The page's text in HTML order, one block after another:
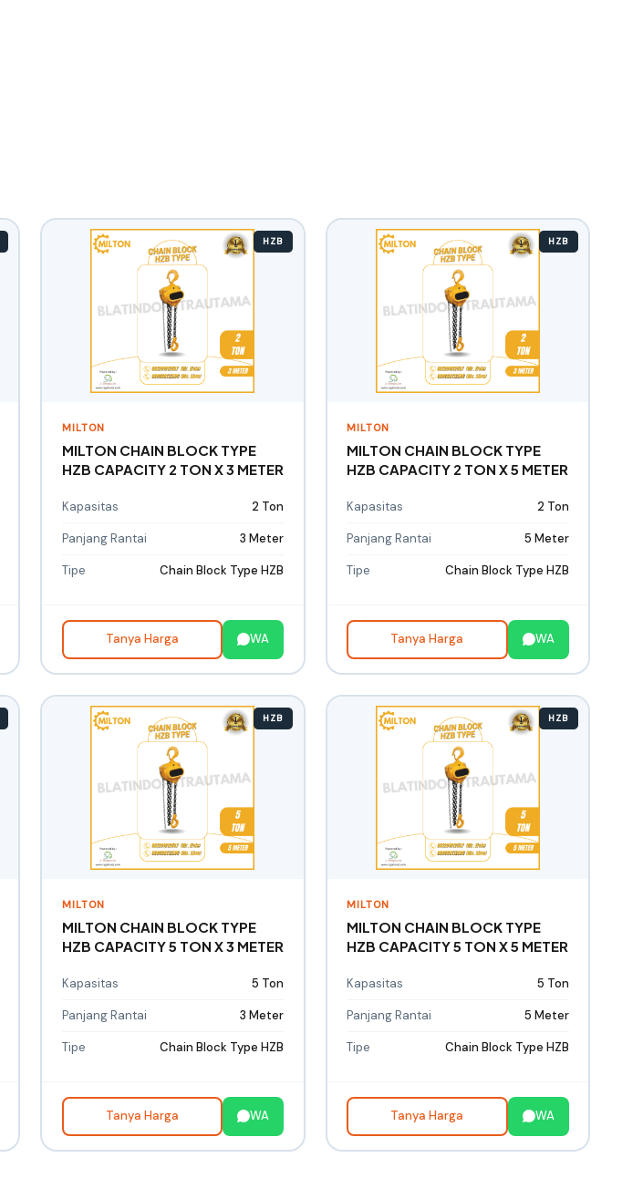
HZB
MILTON
MILTON CHAIN BLOCK TYPE
HZB CAPACITY 2 TON X 3 METER
Kapasitas 2 Ton
Panjang Rantai 3 Meter
Tipe Chain Block Type HZB
Tanya Harga WA
HZB
MILTON
MILTON CHAIN BLOCK TYPE
HZB CAPACITY 2 TON X 5 METER
Kapasitas 2 Ton
Panjang Rantai 5 Meter
Tipe Chain Block Type HZB
Tanya Harga WA
HZB
MILTON
MILTON CHAIN BLOCK TYPE
HZB CAPACITY 5 TON X 3 METER
Kapasitas 5 Ton
Panjang Rantai 3 Meter
Tipe Chain Block Type HZB
Tanya Harga WA
HZB
MILTON
MILTON CHAIN BLOCK TYPE
HZB CAPACITY 5 TON X 5 METER
Kapasitas 5 Ton
Panjang Rantai 5 Meter
Tipe Chain Block Type HZB
Tanya Harga WA